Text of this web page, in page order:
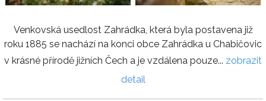
Venkovská usedlost Zahrádka, která byla postavena již
roku 1885 se nachází na konci obce Zahrádka u Chabičovic
v krásné přírodě jižních Čech a je vzdálena pouze... zobrazit
detail